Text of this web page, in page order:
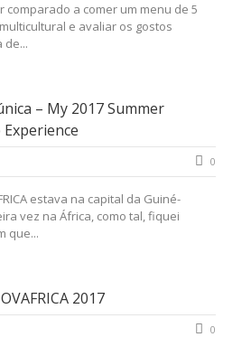
comparado a comer um menu de 5
e avaliar os gostos
de...
– My 2017 Summer
0
estava na capital da Guiné-
vez na África, como tal, fiquei
que...
2017
0